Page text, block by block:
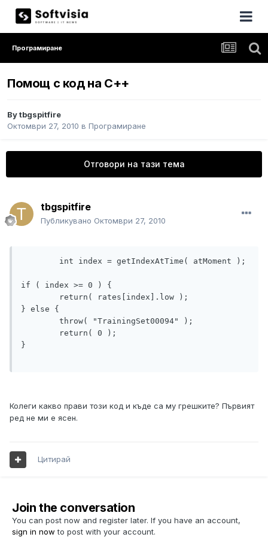
Програмиране
Помощ с код на C++
Bytbgspitfire
Октомври 27, 2010 в Програмиране
Отговори на тази тема
tbgspitfire
Публикувано Октомври 27, 2010
if ( index >= 0 ) {
} else {
}
Колеги какво прави този код и къде са му грешките? Първият
ред не ми е ясен.
Цитирай
Join the conversation
You can post now and register later. If you have an account,
sign in now to post with your account.